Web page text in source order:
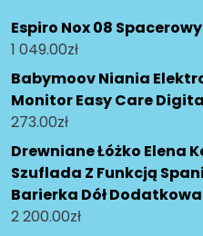
Espiro Nox 08 Spacerowy
1 049.00zł
Babymoov Niania
Monitor Easy Care
273.00zł
Drewniane Łóżko Elena
Szuflada Z Funkcją
Barierka Dół
2 200.00zł